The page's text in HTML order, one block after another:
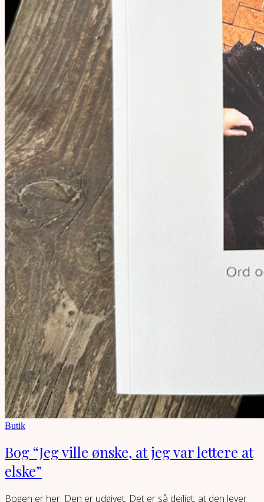
Butik
Bog “Jeg ville ønske, at jeg var lettere at
elske”
Bogen er her. Den er udgivet. Det er så dejligt, at den lever